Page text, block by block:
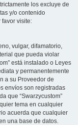
los excluye de
y/o contenido
favor visite:
vulgar, difamatorio,
que pueda violar
está instalado o Leyes
y permanentemente
a su Proveedor de
envíos son registradas
que “Swarzycustom”
tema en cualquier
acuerda que cualquier
una base de datos.